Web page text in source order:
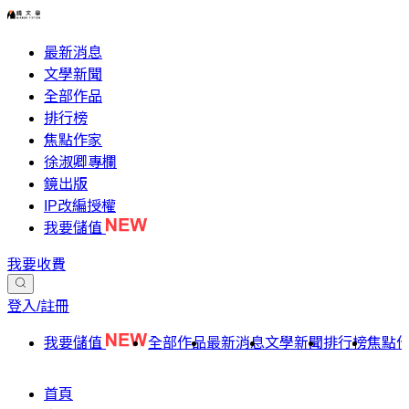
最新消息
文學新聞
全部作品
排行榜
焦點作家
徐淑卿專欄
鏡出版
IP改編授權
我要儲值
我要收費
登入/註冊
我要儲值 全部作品最新消息文學新聞排行榜焦點
首頁